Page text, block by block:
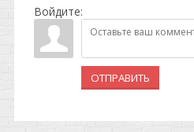
Войдите:
ОТПРАВИТЬ